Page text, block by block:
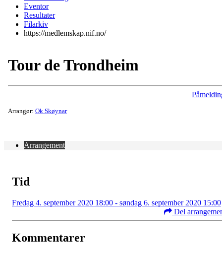
Eventor
Resultater
Filarkiv
https://medlemskap.nif.no/
Tour de Trondheim
Arrangør: Ok Skøynar
Arrangement
Tid
Fredag 4. september 2020 18:00 - søndag 6. september 2020 15:00
Del
Kommentarer